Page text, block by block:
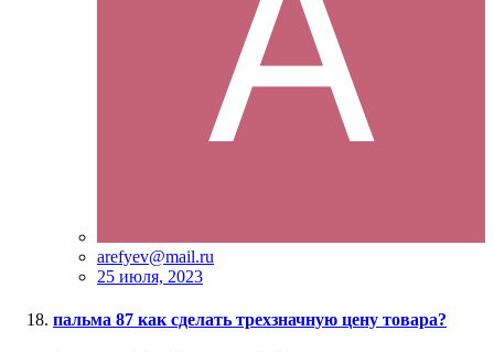
arefyev@mail.ru
25 июля, 2023
пальма 87 как сделать трехзначную цену товара?